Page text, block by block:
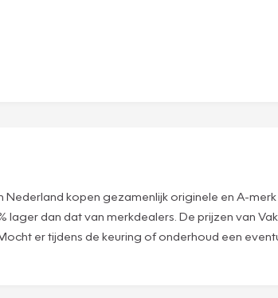
kopen gezamenlijk originele en A-merk
dan dat van merkdealers. De prijzen van
er tijdens de keuring of onderhoud een